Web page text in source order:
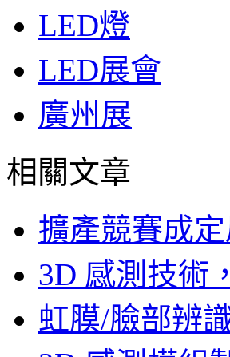
LED燈
LED展會
廣州展
相關文章
擴產競賽成
3D 感測技術
虹膜/臉部辨